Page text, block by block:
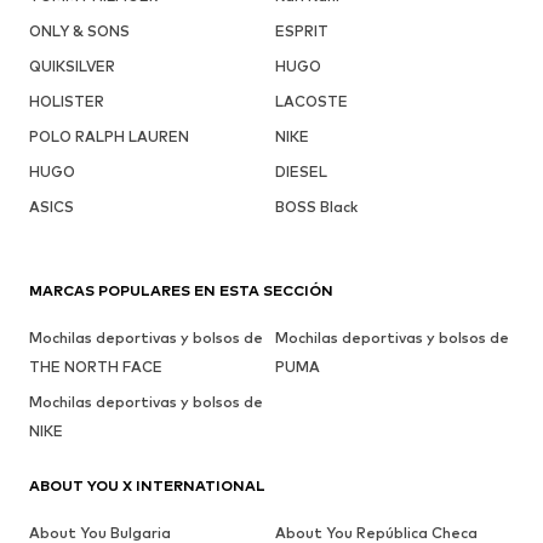
ONLY & SONS
ESPRIT
QUIKSILVER
HUGO
HOLISTER
LACOSTE
POLO RALPH LAUREN
NIKE
HUGO
DIESEL
ASICS
BOSS Black
MARCAS POPULARES EN ESTA SECCIÓN
Mochilas deportivas y bolsos de
THE NORTH FACE
Mochilas deportivas y bolsos de
PUMA
Mochilas deportivas y bolsos de
NIKE
ABOUT YOU X INTERNATIONAL
About You Bulgaria About You República Checa